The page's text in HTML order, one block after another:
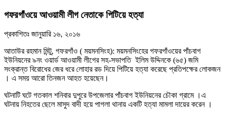
গফরগাঁওয়ে আওয়ামী লীগ নেতাকে পিটিয়ে হত্যা
প্রকাশিতঃ জানুয়ারি ১৬, ২০১৬
আতাউর রহমান মিন্টু, গফরগাঁও ( ময়মনসিংহ): ময়মনসিংহের গফরগাঁওয়ের পাঁচবাগ
ইউনিয়নের ৯নং ওয়ার্ড আওয়ামী লীগের সহ-সভাপতি ইলিম উদ্দিনকে (৬৫) জমি
সংক্রান্ত বিরোধের জের ধরে লোহার রড দিয়ে পিটিয়ে হত্যা করেছে প্রতিপক্ষের লোকজন
। এ সময় আরো তিনজন আহত হয়েছেন।
ঘটনাটি ঘটে গতকাল শনিবার দুপুরে উপজেলার পাঁচবাগ ইউনিয়নের চৌকা গ্রামে ।এ
ঘটনায় নিহতের ছেলে মাসুদ বাদী হয়ে পাগলা থানায় একটি হত্যা মামলা দায়ের করেন ।